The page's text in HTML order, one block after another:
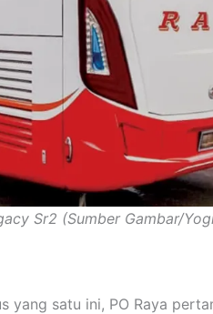
Sr2 (Sumber Gambar/
yang satu ini, PO Raya